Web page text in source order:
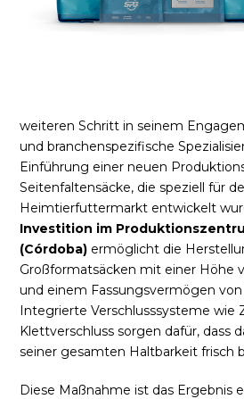
weiteren Schritt in seinem
und branchenspezifische
Einführung einer neuen
Seitenfaltensäcke, die speziell für
Heimtierfuttermarkt entwickelt
Investition im
(Córdoba) ermöglicht die
Großformatsäcken mit einer Höhe
und einem Fassungsvermögen von
Integrierte Verschlusssysteme wie
Klettverschluss sorgen dafür, dass
seiner gesamten Haltbarkeit frisch
Diese Maßnahme ist das Ergebnis